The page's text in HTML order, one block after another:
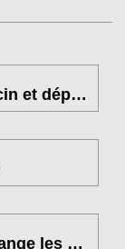
L'OMS a surévalué le vaccin et déprécié l'immunité naturelle
Comment la pandémie change les normes de la science